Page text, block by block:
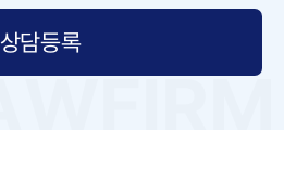
상담등록